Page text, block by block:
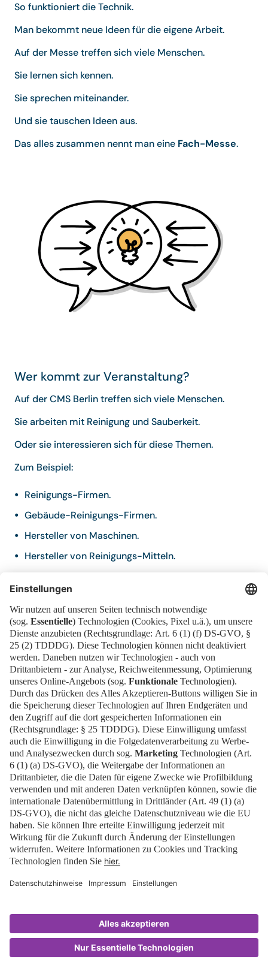
So funktioniert die Technik.
Man bekommt neue Ideen für die eigene Arbeit.
Auf der Messe treffen sich viele Menschen.
Sie lernen sich kennen.
Sie sprechen miteinander.
Und sie tauschen Ideen aus.
Das alles zusammen nennt man eine Fach-Messe.
Wer kommt zur Veranstaltung?
Auf der CMS Berlin treffen sich viele Menschen.
Sie arbeiten mit Reinigung und Sauberkeit.
Oder sie interessieren sich für diese Themen.
Zum Beispiel:
Reinigungs-Firmen.
Gebäude-Reinigungs-Firmen.
Hersteller von Maschinen.
Hersteller von Reinigungs-Mitteln.
Menschen aus Krankenhäusern.
Menschen aus Schulen.
Menschen aus öffentlichen Einrichtungen.
Fachleute für Hygiene.
Verbände und Organisationen.
Das sind Gruppen, die Interessen vertreten.
Menschen, die für eine Stadt oder Gemeinde
arbeiten.
Junge Menschen in Ausbildung oder Studium.
Zeitungen und Medien, die über die Messe
berichten.
Hier können alle mitmachen.
Wir freuen uns, wenn Sie auch dabei sind.